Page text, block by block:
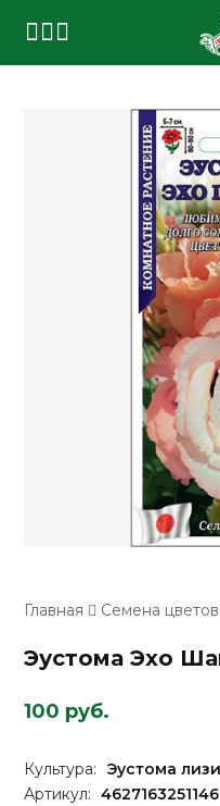
Главная Семена цветов
Эустома Эхо
100 руб.
Культура:
Эустома
Артикул: 4627163251146